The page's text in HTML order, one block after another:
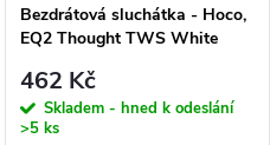
Bezdrátová sluchátka - Hoco,
EQ2 Thought TWS White
462 Kč
Skladem - hned k odeslání
>5 ks